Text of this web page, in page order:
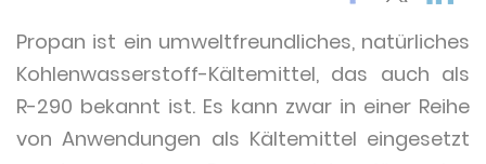
Propan ist ein umweltfreundliches, natürliches
Kohlenwasserstoff-Kältemittel, das auch als
R-290 bekannt ist. Es kann zwar in einer Reihe
von Anwendungen als Kältemittel eingesetzt